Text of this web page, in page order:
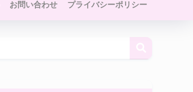
お問い合わせ プライバシーポリシー